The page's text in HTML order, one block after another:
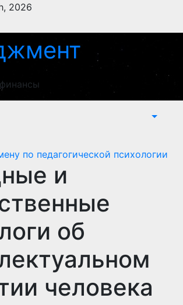
2026
по педагогической психологии
и
об
человека